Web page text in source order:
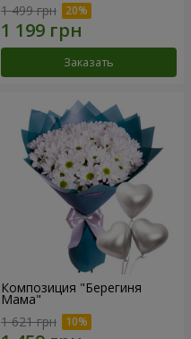
1 499 грн
Заказать
Композиция "Берегиня
Мама"
1 621 грн